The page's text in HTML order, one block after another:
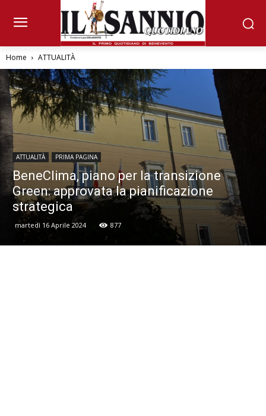
Home ATTUALITÀ
ATTUALITÀ PRIMA PAGINA
BeneClima, piano per la transizione
Green: approvata la pianificazione
strategica
martedì 16 Aprile 2024 877